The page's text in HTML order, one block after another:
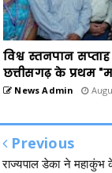
विश्व स्तनपान
छत्तीसगढ़ के प्रथम
News Admin
Previous
राज्यपाल डेका ने